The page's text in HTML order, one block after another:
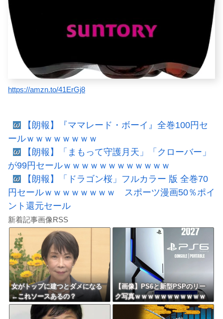
https://amzn.to/41ErGj8
【朗報】『ママレード・ボーイ』全巻100円セ
ールｗｗｗｗｗｗｗｗ
【朗報】「まもって守護月天」「クローバー」
が99円セールｗｗｗｗｗｗｗｗｗｗｗｗ
【朗報】「ドラゴン桜」フルカラー 版 全巻70
円セールｗｗｗｗｗｗｗｗ スポーツ漫画50％ポイ
ント還元セール
新着記事画像RSS
女がトップに建つとダメになる
←これソースあるの？
【画像】PS6と新型PSPのリー
ク写真ｗｗｗｗｗｗｗｗｗｗｗ
ｗｗｗｗｗｗｗｗ